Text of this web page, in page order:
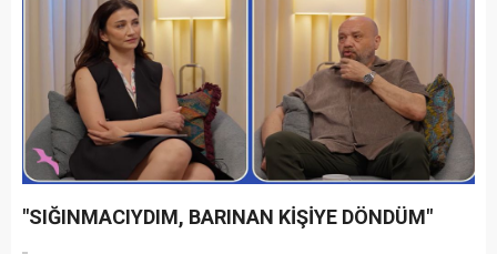
"SIĞINMACIYDIM, BARINAN KİŞİYE DÖNDÜM"